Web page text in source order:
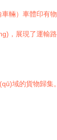
輛）車體印有
，展現了運輸路
域的貨物歸集